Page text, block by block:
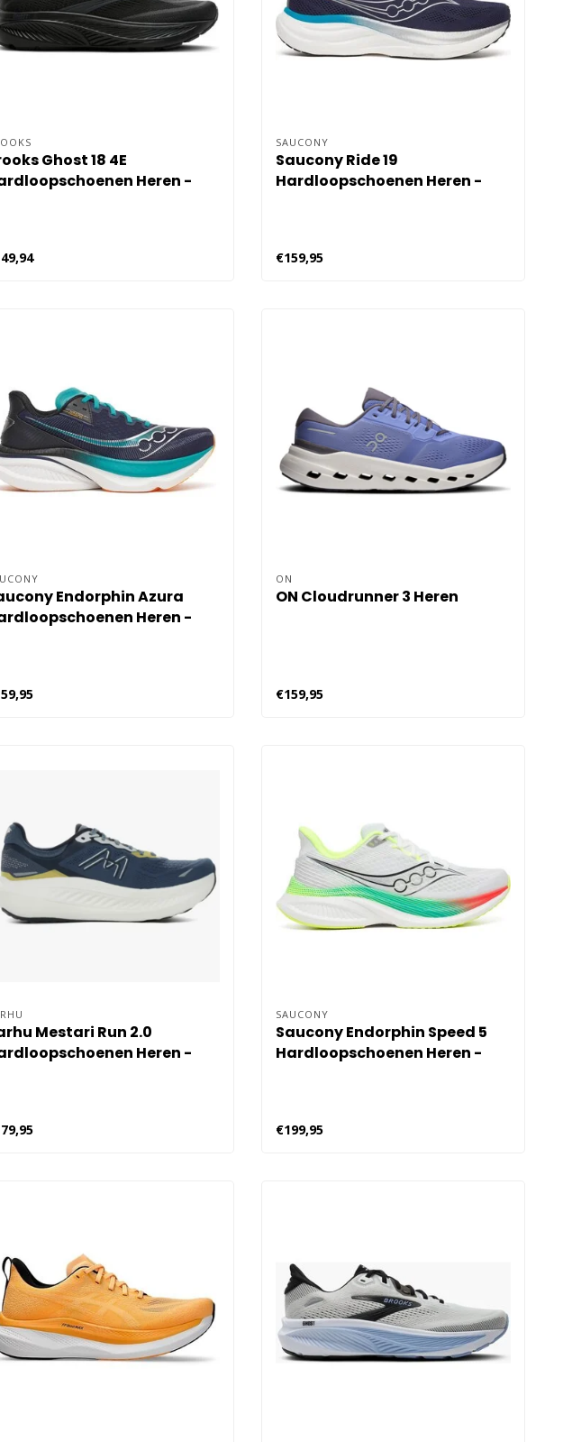
Ghost 18 4E
Heren -
SAUCONY
Saucony Ride 19
Hardloopschoenen Heren -
€159,95
Endorphin Azura
Heren -
ON
ON Cloudrunner 3 Heren
€159,95
Mestari Run 2.0
Heren -
SAUCONY
Saucony Endorphin Speed 5
Hardloopschoenen Heren -
€199,95